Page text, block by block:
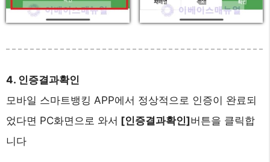
4. 인증결과확인
모바일 스마트뱅킹 APP에서 정상적으로 인증이 완료되
었다면 PC화면으로 와서 [인증결과확인]버튼을 클릭합
니다